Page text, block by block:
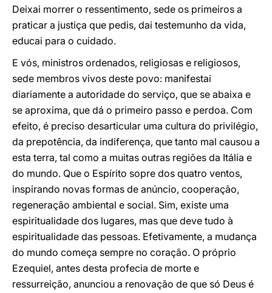
Deixai morrer o ressentimento, sede os primeiros a
praticar a justiça que pedis, dai testemunho da vida,
educai para o cuidado.
E vós, ministros ordenados, religiosas e religiosos,
sede membros vivos deste povo: manifestai
diariamente a autoridade do serviço, que se abaixa e
se aproxima, que dá o primeiro passo e perdoa. Com
efeito, é preciso desarticular uma cultura do privilégio,
da prepotência, da indiferença, que tanto mal causou a
esta terra, tal como a muitas outras regiões da Itália e
do mundo. Que o Espírito sopre dos quatro ventos,
inspirando novas formas de anúncio, cooperação,
regeneração ambiental e social. Sim, existe uma
espiritualidade dos lugares, mas que deve tudo à
espiritualidade das pessoas. Efetivamente, a mudança
do mundo começa sempre no coração. O próprio
Ezequiel, antes desta profecia de morte e
ressurreição, anunciou a renovação de que só Deus é